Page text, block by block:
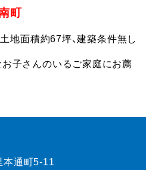
町
地面積約67坪、建築条件無し
子さんのいるご家庭にお薦
本通町5-11